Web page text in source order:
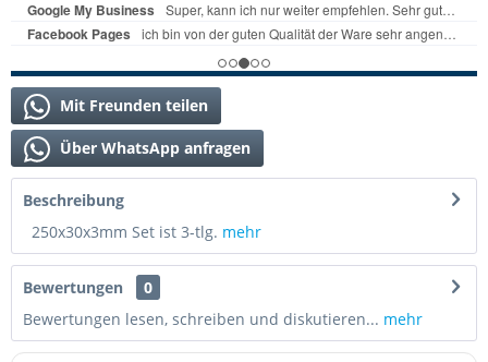
Mit Freunden teilen
Über WhatsApp anfragen
Beschreibung
250x30x3mm Set ist 3-tlg. mehr
Bewertungen
0
Bewertungen lesen, schreiben und diskutieren... mehr